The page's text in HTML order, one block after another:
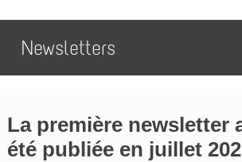
Newsletters
La première newsletter
été publiée en juillet